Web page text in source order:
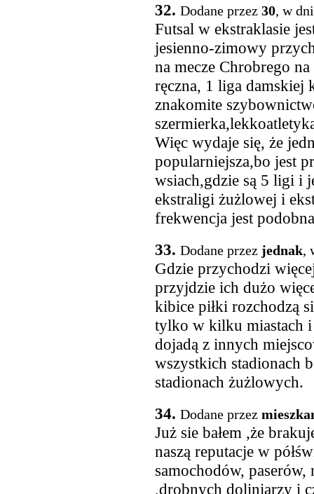
32. Dodane przez 30, w
Futsal w ekstraklasie
jesienno-zimowy
na mecze Chrobrego
ręczna, 1 liga damskiej
znakomite
Więc wydaje się, że
popularniejsza,bo jest
wsiach,gdzie są 5 ligi i
ekstraligi żużlowej i
frekwencja jest
33. Dodane przez jednak,
Gdzie przychodzi
przyjdzie ich dużo
kibice piłki rozchodzą
tylko w kilku miastach
dojadą z innych
wszystkich stadionach
stadionach żużlowych.
34. Dodane przez
Już sie bałem ,że
naszą reputacje w
samochodów,
,drobnych doliniarzy i